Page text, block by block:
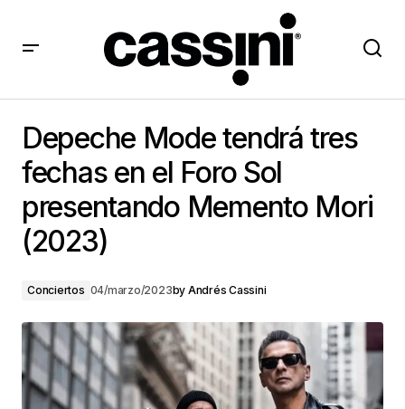
presentando Memento Mori (2023)
Depeche Mode tendrá tres
fechas en el Foro Sol
presentando Memento Mori
(2023)
Conciertos 04/marzo/2023by Andrés Cassini